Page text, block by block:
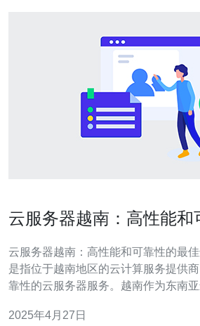
云服务器越南：高性能和
云服务器越南：高性能和可靠性的最佳选择 云服务
是指位于越南地区的云计算服务提供
靠性的云服务器服务。越南作为东南
色的性能和可靠性，成为了许多企业和
2025年4月27日